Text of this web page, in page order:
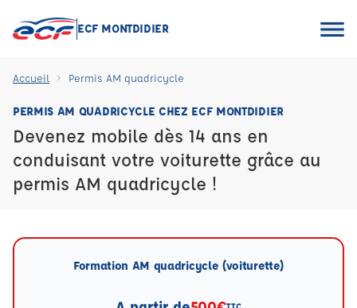
ECF MONTDIDIER
Accueil Permis AM quadricycle
PERMIS AM QUADRICYCLE CHEZ ECF MONTDIDIER
Devenez mobile dès 14 ans en
conduisant votre voiturette grâce au
permis AM quadricycle !
Formation AM quadricycle (voiturette)